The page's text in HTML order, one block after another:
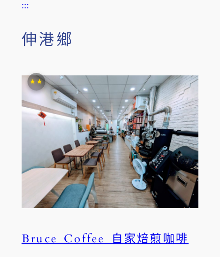
:::
伸港鄉
Bruce Coffee 自家焙煎咖啡
★★